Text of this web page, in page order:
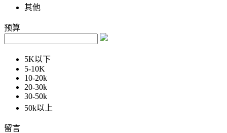
其他
预算
5K以下
5-10K
10-20k
20-30k
30-50k
50k以上
留言